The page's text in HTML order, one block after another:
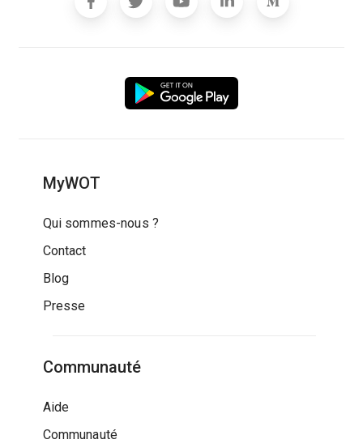
MyWOT
Qui sommes-nous ?
Contact
Blog
Presse
Communauté
Aide
Communauté